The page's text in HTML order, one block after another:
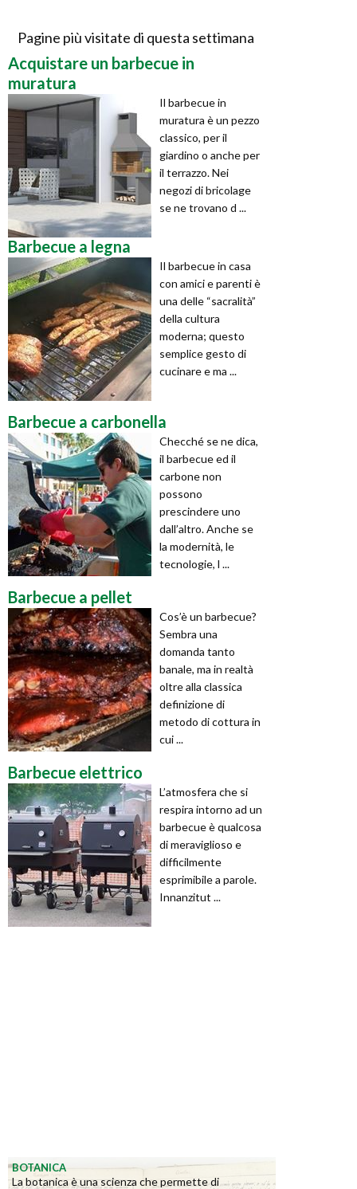
Pagine più visitate di questa settimana
Acquistare un barbecue in
muratura
Il barbecue in
muratura è un pezzo
classico, per il
giardino o anche per
il terrazzo. Nei
negozi di bricolage
se ne trovano d ...
Barbecue a legna
Il barbecue in casa
con amici e parenti è
una delle “sacralità”
della cultura
moderna; questo
semplice gesto di
cucinare e ma ...
Barbecue a carbonella
Checché se ne dica,
il barbecue ed il
carbone non
possono
prescindere uno
dall’altro. Anche se
la modernità, le
tecnologie, l ...
Barbecue a pellet
Cos’è un barbecue?
Sembra una
domanda tanto
banale, ma in realtà
oltre alla classica
definizione di
metodo di cottura in
cui ...
Barbecue elettrico
L’atmosfera che si
respira intorno ad un
barbecue è qualcosa
di meraviglioso e
difficilmente
esprimibile a parole.
Innanzitut ...
BOTANICA
La botanica è una scienza che permette di